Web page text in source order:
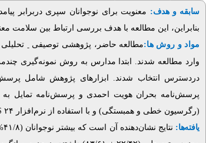
سابقه و هدف: معنویت برای نوجوانان سپری دربرابر
بنابراین، این مطالعه با هدف بررسی ارتباط بین سلامت
مواد و روش ها:مطالعه حاضر، پژوهشی توصیفی -
وارد مطالعه شدند. ابتدا مدارس به روش نمونه‌گیری
دردسترس انتخاب شدند. ابزارهای پژوهش شامل
پرسش‌نامه بحران هویت احمدی و پرسش‌نامه تمایل به
(رگرسیون خطی و همبستگی) و با استفاده از نرم‌افزار ۲۴
یافته‌ها: نتایج نشان‌دهنده آن است که بیشتر نوجوانان (۴۱/۸%) پایه دهم و میانگین و انحراف معیار سن نوجوانان (۰/۹۴